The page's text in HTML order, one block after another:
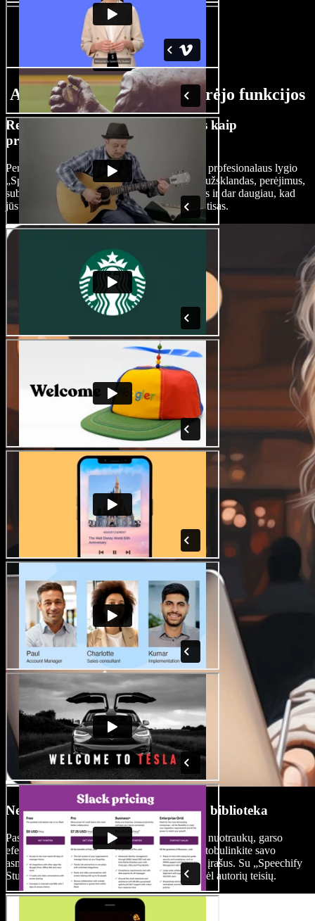
AI kelionių vaizdo įrašų kūrėjo funkcijos
Redaguokite kelionių vaizdo įrašus kaip
profesionalas
Perpraskite vaizdo įrašų redagavimo meną su profesionalaus lygio
„Speechify Studio“ įrankiais. Pridėkite intro, užsklandas, perėjimus,
subtitrus, foninę muziką, logotipus, AI efektus ir dar daugiau, kad
jūsų kelionių turinys atrodytų išbaigtas ir vientisas.
Nemokama autorinių teisių medijų biblioteka
Pasiekite milžinišką nemokamų vaizdo klipų, nuotraukų, garso
efektų ir foninės muzikos biblioteką ir taip patobulinkite savo
asmeninius arba komercinius kelionių vaizdo įrašus. Su „Speechify
Studio“ galite kurti turinį nesukdami galvos dėl autorių teisių.